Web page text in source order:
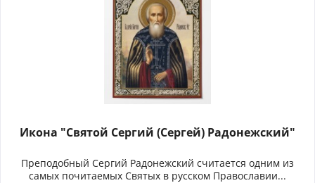
Икона "Святой Сергий (Сергей) Радонежский"
Преподобный Сергий Радонежский считается одним из
самых почитаемых Святых в русском Православии...